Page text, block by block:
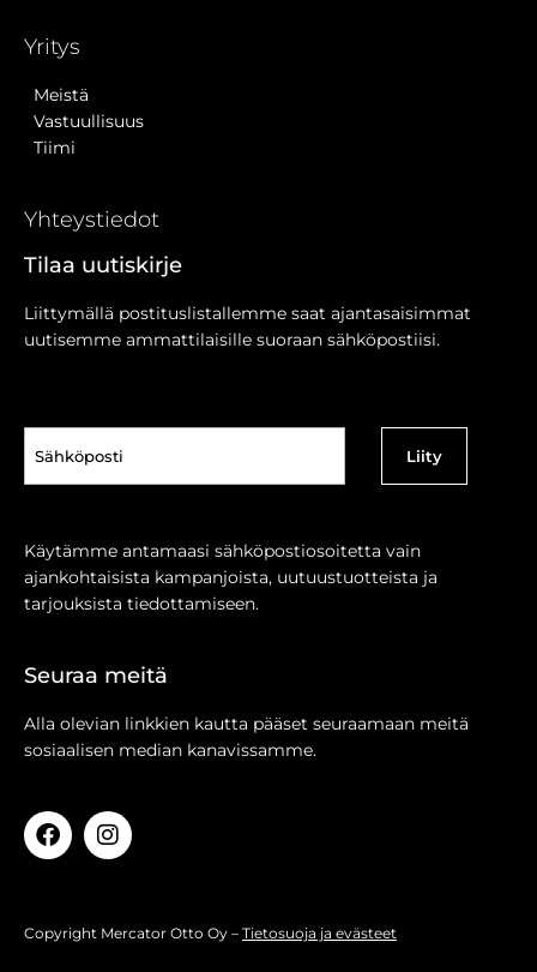
Yritys
Meistä
Vastuullisuus
Tiimi
Yhteystiedot
Tilaa uutiskirje
Liittymällä postituslistallemme saat ajantasaisimmat
uutisemme ammattilaisille suoraan sähköpostiisi.
(Pakollinen)
Käytämme antamaasi sähköpostiosoitetta vain
ajankohtaisista kampanjoista, uutuustuotteista ja
tarjouksista tiedottamiseen.
Seuraa meitä
Alla olevian linkkien kautta pääset seuraamaan meitä
sosiaalisen median kanavissamme.
Copyright Mercator Otto Oy – Tietosuoja ja evästeet